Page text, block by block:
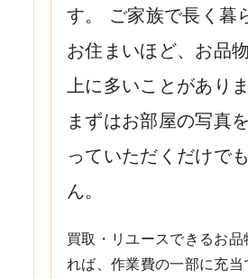
す。 ご家族で長く暮
お住まいほど、お品
上に多いことがありま
まずはお部屋の写真
っていただくだけで
ん。
買取・リユースできるお
れば、作業費の一部に充当